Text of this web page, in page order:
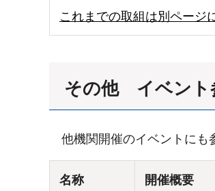
これまでの取組は別ページ
その他 イベント
他機関開催のイベントにも
名称 開催概要